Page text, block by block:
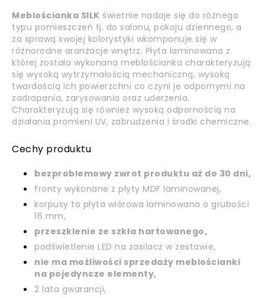
Meblościanka SILK świetnie nadaje się do różnego
typu pomieszczeń tj. do salonu, pokoju dziennego, a
za sprawą swojej kolorystyki wkomponuje się w
różnorodne aranżacje wnętrz. Płyta laminowana z
której została wykonana meblościanka charakteryzują
się wysoką wytrzymałością mechaniczną, wysoką
twardością ich powierzchni co czyni je odpornymi na
zadrapania, zarysowania oraz uderzenia.
Charakteryzują się również wysoką odpornością na
działania promieni UV, zabrudzenia i środki chemiczne.
Cechy produktu
bezproblemowy zwrot produktu aż do 30 dni,
fronty wykonane z płyty MDF laminowanej,
korpusy to płyta wiórowa laminowana o grubości
16 mm,
przeszklenie ze szkła hartowanego,
podświetlenie LED na zasilacz w zestawie,
nie ma możliwości sprzedaży meblościanki
na pojedyncze elementy,
2 lata gwarancji,